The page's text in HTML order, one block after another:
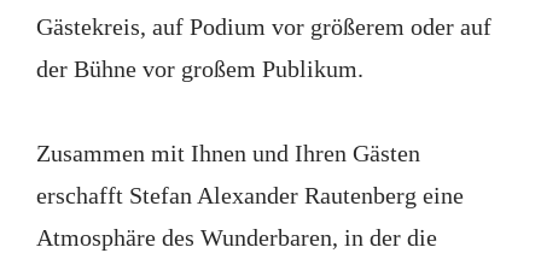
Gästekreis, auf Podium vor größerem oder auf
der Bühne vor großem Publikum.
Zusammen mit Ihnen und Ihren Gästen
erschafft Stefan Alexander Rautenberg eine
Atmosphäre des Wunderbaren, in der die